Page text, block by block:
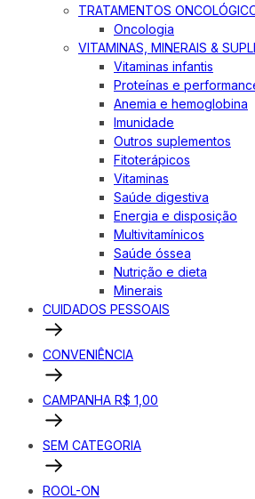
TRATAMENTOS
Oncologia
VITAMINAS, MINERAIS &
Vitaminas infantis
Proteínas e
Anemia e hemoglobina
Imunidade
Outros suplementos
Fitoterápicos
Vitaminas
Saúde digestiva
Energia e disposição
Multivitamínicos
Saúde óssea
Nutrição e dieta
Minerais
CUIDADOS PESSOAIS
CONVENIÊNCIA
CAMPANHA R$ 1,00
SEM CATEGORIA
ROOL-ON